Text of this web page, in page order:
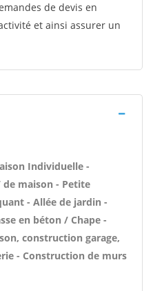
de devis en
et ainsi assurer un
Individuelle -
de maison - Petite
- Allée de jardin -
en béton / Chape -
construction garage,
- Construction de murs